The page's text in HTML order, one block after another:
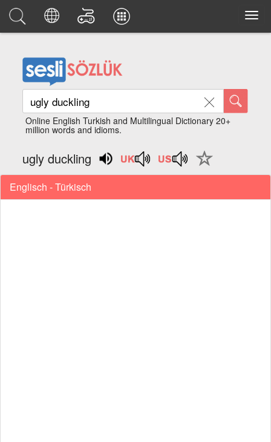
Online English Turkish and Multilingual Dictionary 20+
million words and idioms.
ugly duckling
Englisch - Türkisch